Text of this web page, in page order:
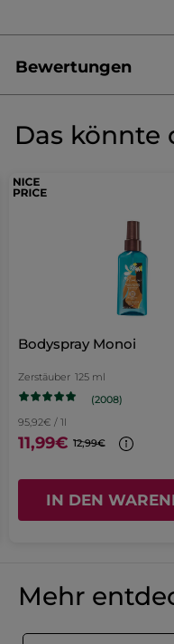
Bewertungen
★★★★★
★★★★★
Kein
Das könnte
Bodyspray Monoi
Zerstäuber 125 ml
(2008)
95,92€ / 1l
11,99€ 12,99€
IN DEN
Mehr